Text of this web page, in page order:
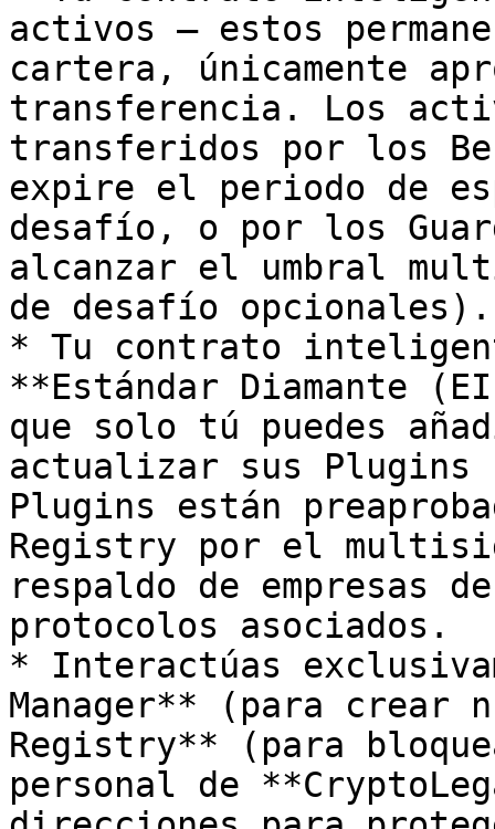
activos — estos
cartera, únicamente
transferencia. Los
transferidos por los
expire el periodo de
desafío, o por los
alcanzar el umbral
de desafío opcionales).
* Tu contrato
**Estándar Diamante
que solo tú puedes
actualizar sus Plugins
Plugins están
Registry por el
respaldo de empresas
protocolos asociados.
* Interactúas
Manager** (para crear
Registry** (para
personal de